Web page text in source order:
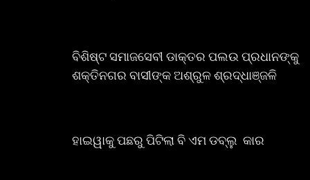
ବିଶିଷ୍ଟ ସମାଜସେବୀ ଡାକ୍ତର ପଲଉ ପ୍ରଧାନଙ୍କୁ
ଶକ୍ତିନଗର ବାସୀଙ୍କ ଅଶ୍ରୁଳ ଶ୍ରଦ୍ଧାଞ୍ଜଳି
ହାଇୱାକୁ ପଛରୁ ପିଟିଲା ବି ଏମ ଡବ୍ଲୁ କାର